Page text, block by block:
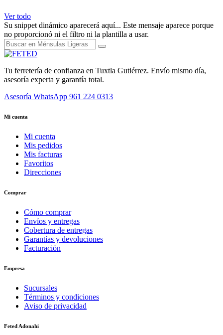
Ver todo
Su snippet dinámico aparecerá aquí... Este mensaje aparece porque
no proporcionó ni el filtro ni la plantilla a usar.
Tu ferretería de confianza en Tuxtla Gutiérrez. Envío mismo día,
asesoría experta y garantía total.
Asesoría WhatsApp 961 224 0313
Mi cuenta
Mi cuenta
Mis pedidos
Mis facturas
Favoritos
Direcciones
Comprar
Cómo comprar
Envíos y entregas
Cobertura de entregas
Garantías y devoluciones
Facturación
Empresa
Sucursales
Términos y condiciones
Aviso de privacidad
Feted Adonahi